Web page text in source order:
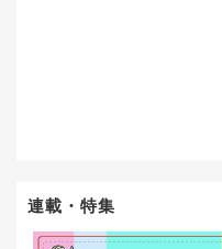
連載・特集